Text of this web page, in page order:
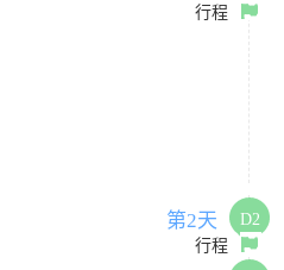
行程
第2天
D2
行程